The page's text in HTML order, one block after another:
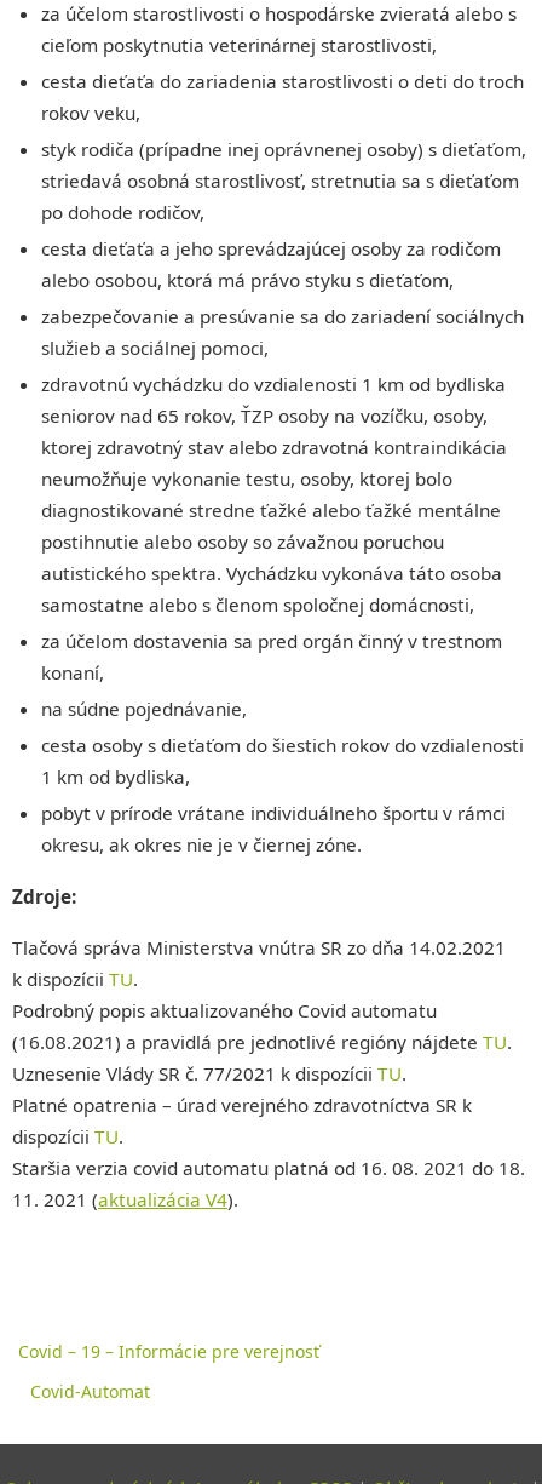
za účelom starostlivosti o hospodárske zvieratá alebo s
cieľom poskytnutia veterinárnej starostlivosti,
cesta dieťaťa do zariadenia starostlivosti o deti do troch
rokov veku,
styk rodiča (prípadne inej oprávnenej osoby) s dieťaťom,
striedavá osobná starostlivosť, stretnutia sa s dieťaťom
po dohode rodičov,
cesta dieťaťa a jeho sprevádzajúcej osoby za rodičom
alebo osobou, ktorá má právo styku s dieťaťom,
zabezpečovanie a presúvanie sa do zariadení sociálnych
služieb a sociálnej pomoci,
zdravotnú vychádzku do vzdialenosti 1 km od bydliska
seniorov nad 65 rokov, ŤZP osoby na vozíčku, osoby,
ktorej zdravotný stav alebo zdravotná kontraindikácia
neumožňuje vykonanie testu, osoby, ktorej bolo
diagnostikované stredne ťažké alebo ťažké mentálne
postihnutie alebo osoby so závažnou poruchou
autistického spektra. Vychádzku vykonáva táto osoba
samostatne alebo s členom spoločnej domácnosti,
za účelom dostavenia sa pred orgán činný v trestnom
konaní,
na súdne pojednávanie,
cesta osoby s dieťaťom do šiestich rokov do vzdialenosti
1 km od bydliska,
pobyt v prírode vrátane individuálneho športu v rámci
okresu, ak okres nie je v čiernej zóne.
Zdroje:
Tlačová správa Ministerstva vnútra SR zo dňa 14.02.2021
k dispozícii TU.
Podrobný popis aktualizovaného Covid automatu
(16.08.2021) a pravidlá pre jednotlivé regióny nájdete TU.
Uznesenie Vlády SR č. 77/2021 k dispozícii TU.
Platné opatrenia – úrad verejného zdravotníctva SR k
dispozícii TU.
Staršia verzia covid automatu platná od 16. 08. 2021 do 18.
11. 2021 (aktualizácia V4).
Covid – 19 – Informácie pre verejnosť
Covid-Automat